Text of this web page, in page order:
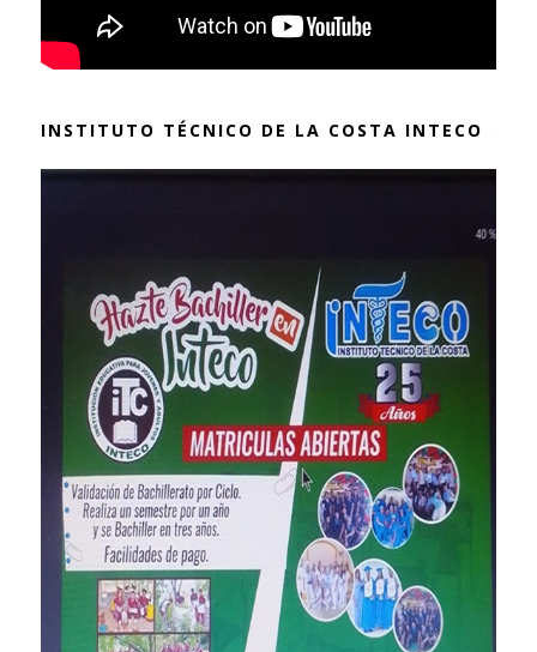
INSTITUTO TÉCNICO DE LA COSTA INTECO